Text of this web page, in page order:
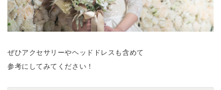
ぜひアクセサリーやヘッドドレスも含めて
参考にしてみてください！